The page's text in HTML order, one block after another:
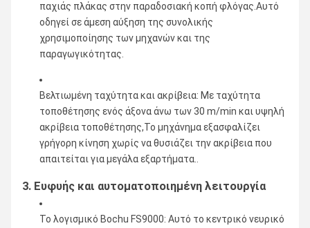
παχιάς πλάκας στην παραδοσιακή κοπή φλόγας.Αυτό
οδηγεί σε άμεση αύξηση της συνολικής
χρησιμοποίησης των μηχανών και της
παραγωγικότητας.
Βελτιωμένη ταχύτητα και ακρίβεια: Με ταχύτητα
τοποθέτησης ενός άξονα άνω των 30 m/min και υψηλή
ακρίβεια τοποθέτησης,Το μηχάνημα εξασφαλίζει
γρήγορη κίνηση χωρίς να θυσιάζει την ακρίβεια που
απαιτείται για μεγάλα εξαρτήματα..
3. Ευφυής και αυτοματοποιημένη λειτουργία
Το λογισμικό Bochu FS9000: Αυτό το κεντρικό νευρικό